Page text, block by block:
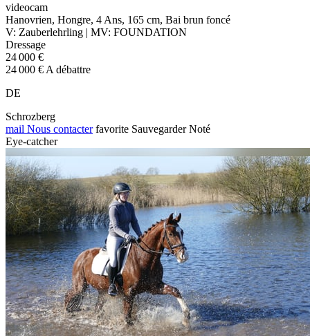
videocam
Hanovrien, Hongre, 4 Ans, 165 cm, Bai brun foncé
V: Zauberlehrling | MV: FOUNDATION
Dressage
24 000 €
24 000 € A débattre
DE
Schrozberg
mail Nous contacter favorite Sauvegarder Noté
Eye-catcher